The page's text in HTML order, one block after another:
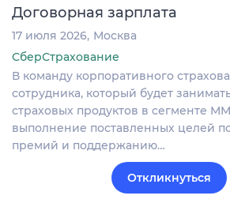
Договорная зарплата
17 июля 2026 Москва
СберСтрахование
В команду корпоративного
сотрудника, который будет
страховых продуктов в сегменте
выполнение поставленных целей
премий и поддержанию…
Откликнуться